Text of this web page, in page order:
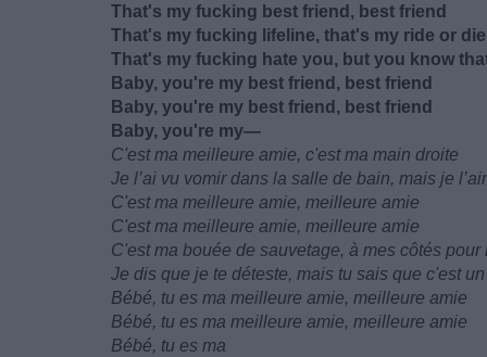
That's my fucking best friend, best friend
That's my fucking lifeline, that's my ride or
That's my fucking hate you, but you know
Baby, you're my best friend, best friend
Baby, you're my best friend, best friend
Baby, you're my—
C'est ma meilleure amie, c'est ma main droite
Je l’ai vu vomir dans la salle de bain, mais je
C'est ma meilleure amie, meilleure amie
C'est ma meilleure amie, meilleure amie
C'est ma bouée de sauvetage, à mes côtés
Je dis que je te déteste, mais tu sais que c'est
Bébé, tu es ma meilleure amie, meilleure amie
Bébé, tu es ma meilleure amie, meilleure amie
Bébé, tu es ma